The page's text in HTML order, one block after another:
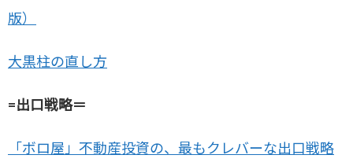
版）
大黒柱の直し方
=出口戦略＝
「ボロ屋」不動産投資の、最もクレバーな出口戦略